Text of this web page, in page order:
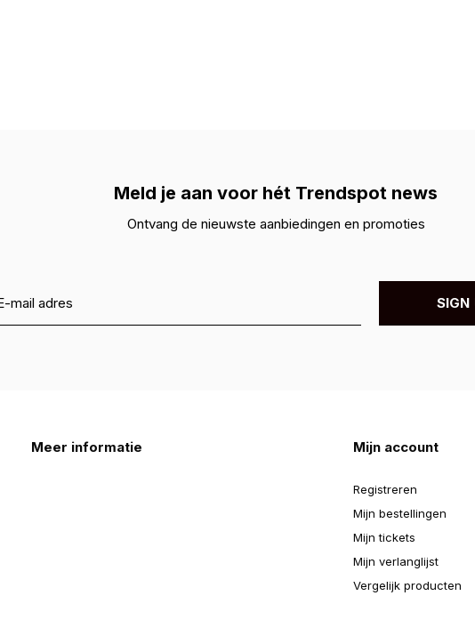
Meld je aan voor hét Trendspot news
Ontvang de nieuwste aanbiedingen en promoties
SIGN
Meer informatie Mijn account
Registreren
Mijn bestellingen
Mijn tickets
Mijn verlanglijst
Vergelijk producten